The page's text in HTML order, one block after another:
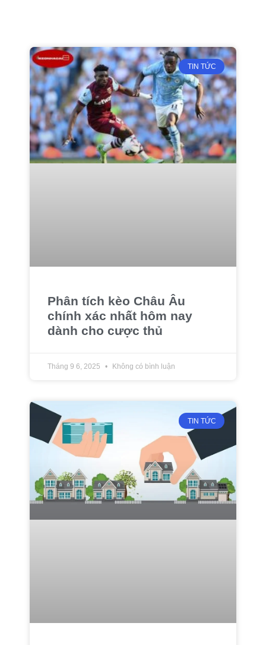
TIN TỨC
Phân tích kèo Châu Âu
chính xác nhất hôm nay
dành cho cược thủ
Tháng 9 6, 2025 Không có bình luận
TIN TỨC